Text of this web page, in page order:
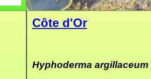
Côte d'Or
Hyphoderma argillaceum